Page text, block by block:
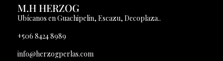
M.H HERZOG
Ubícanos en Guachipelin, Escazu, Decoplaza..
+506 8424 8989
info@herzogperlas.com